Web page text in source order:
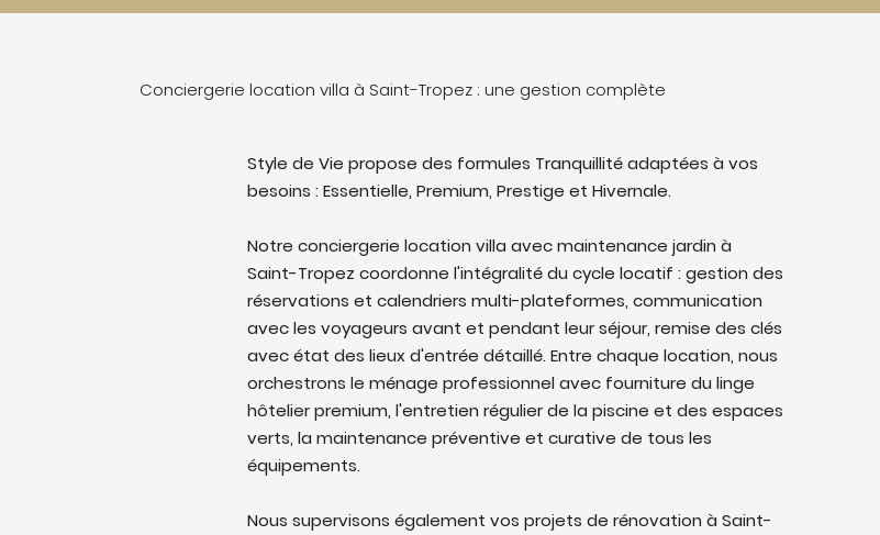
Conciergerie location villa à Saint-Tropez : une gestion complète
Style de Vie propose des formules Tranquillité adaptées à vos
besoins : Essentielle, Premium, Prestige et Hivernale.
Notre conciergerie location villa avec maintenance jardin à
Saint-Tropez coordonne l'intégralité du cycle locatif : gestion des
réservations et calendriers multi-plateformes, communication
avec les voyageurs avant et pendant leur séjour, remise des clés
avec état des lieux d'entrée détaillé. Entre chaque location, nous
orchestrons le ménage professionnel avec fourniture du linge
hôtelier premium, l'entretien régulier de la piscine et des espaces
verts, la maintenance préventive et curative de tous les
équipements.
Nous supervisons également vos projets de rénovation à Saint-